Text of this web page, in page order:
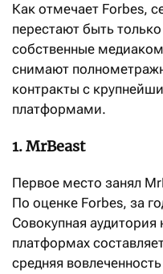
Как отмечает Forbes,
перестают быть
собственные
снимают
контракты с
платформами.
1. MrBeast
Первое место занял
По оценке Forbes, за
Совокупная аудитория
платформах
средняя